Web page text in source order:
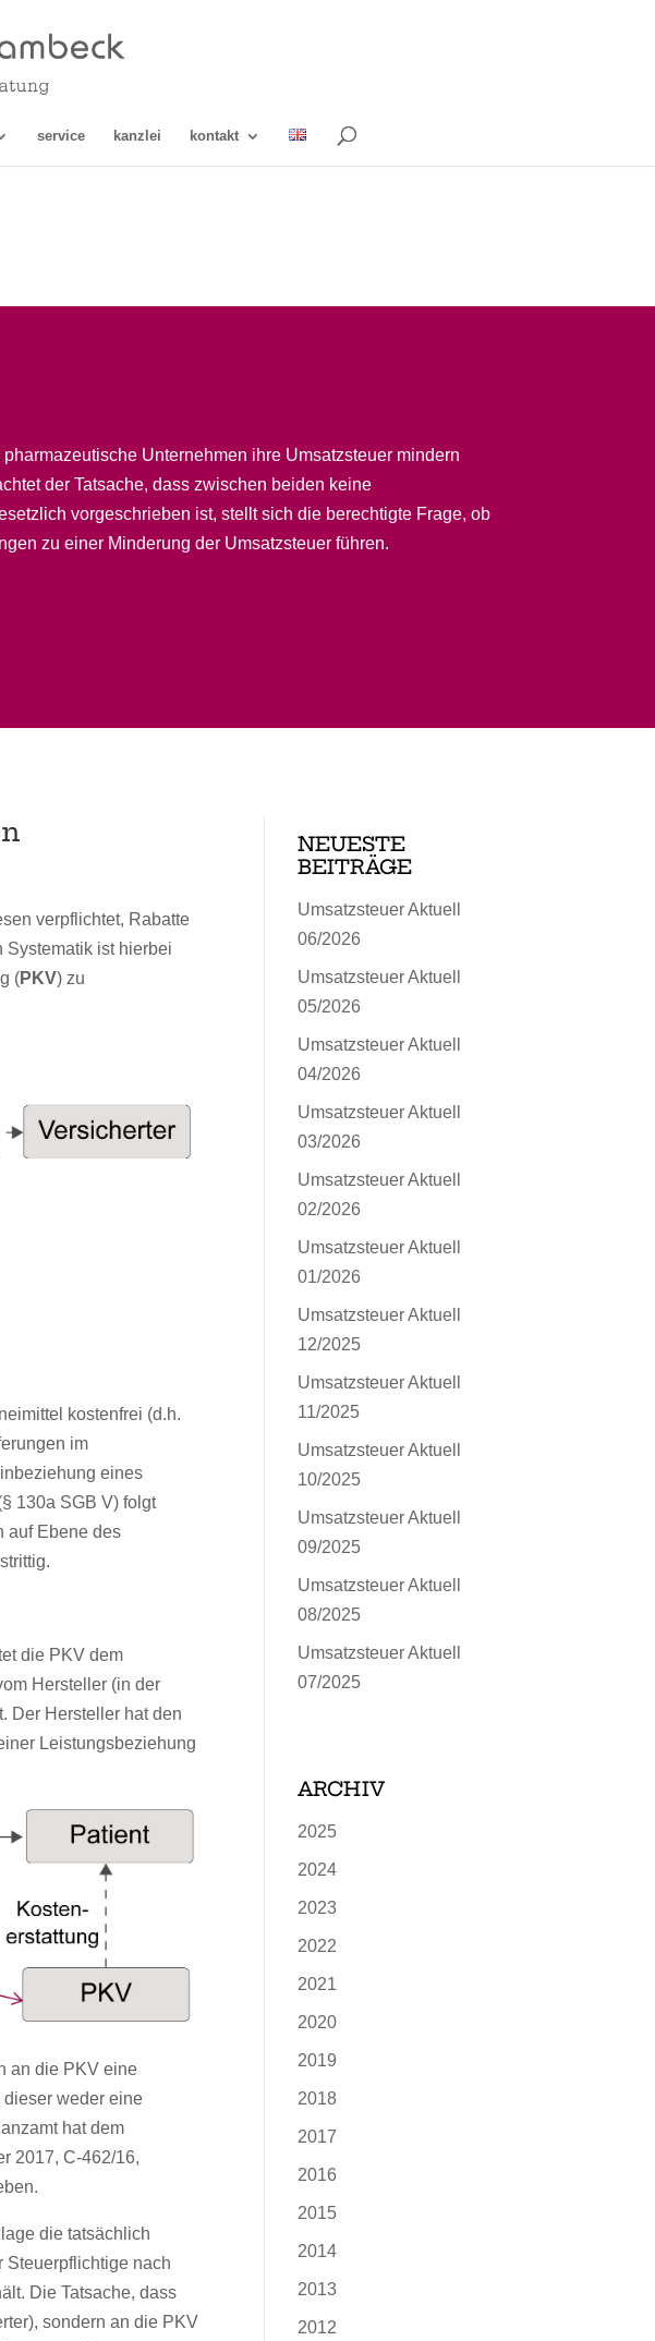
service kanzlei kontakt
Unternehmen ihre Umsatzsteuer mindern
der Tatsache, dass zwischen beiden keine
vorgeschrieben ist, stellt sich die berechtigte Frage, ob
zu einer Minderung der Umsatzsteuer führen.
verpflichtet, Rabatte
Systematik ist hierbei
(PKV) zu
kostenfrei (d.h.
im
eines
130a SGB V) folgt
auf Ebene des
die PKV dem
Hersteller (in der
Der Hersteller hat den
Leistungsbeziehung
an die PKV eine
weder eine
hat dem
2017, C-462/16,
die tatsächlich
Steuerpflichtige nach
Die Tatsache, dass
sondern an die PKV
NEUESTE
BEITRÄGE
Umsatzsteuer Aktuell
06/2026
Umsatzsteuer Aktuell
05/2026
Umsatzsteuer Aktuell
04/2026
Umsatzsteuer Aktuell
03/2026
Umsatzsteuer Aktuell
02/2026
Umsatzsteuer Aktuell
01/2026
Umsatzsteuer Aktuell
12/2025
Umsatzsteuer Aktuell
11/2025
Umsatzsteuer Aktuell
10/2025
Umsatzsteuer Aktuell
09/2025
Umsatzsteuer Aktuell
08/2025
Umsatzsteuer Aktuell
07/2025
ARCHIV
2025
2024
2023
2022
2021
2020
2019
2018
2017
2016
2015
2014
2013
2012